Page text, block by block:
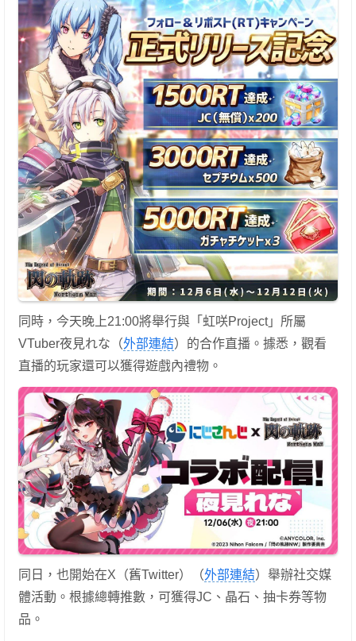
同時，今天晚上21:00將舉行與「虹咲Project」所屬
VTuber夜見れな（外部連結）的合作直播。據悉，觀看
直播的玩家還可以獲得遊戲內禮物。
同日，也開始在X（舊Twitter）（外部連結）舉辦社交媒
體活動。根據總轉推數，可獲得JC、晶石、抽卡券等物
品。